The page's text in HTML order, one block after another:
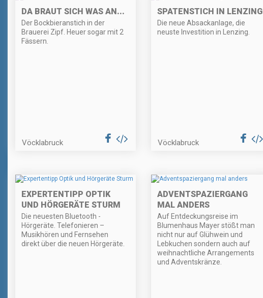
DA BRAUT SICH WAS AN...
Der Bockbieranstich in der
Brauerei Zipf. Heuer sogar mit 2
Fässern.
Vöcklabruck
SPATENSTICH IN LENZING
Die neue Absackanlage, die
neuste Investition in Lenzing.
Vöcklabruck
EXPERTENTIPP OPTIK
UND HÖRGERÄTE STURM
Die neuesten Bluetooth -
Hörgeräte. Telefonieren –
Musikhören und Fernsehen
direkt über die neuen Hörgeräte.
ADVENTSPAZIERGANG
MAL ANDERS
Auf Entdeckungsreise im
Blumenhaus Mayer stößt man
nicht nur auf Glühwein und
Lebkuchen sondern auch auf
weihnachtliche Arrangements
und Adventskränze.